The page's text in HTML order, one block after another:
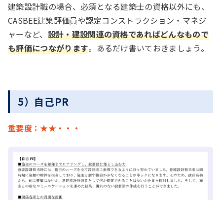
建築設計職の場合、必須となる建築士の資格以外にも、
CASBEE建築評価員や認定コンストラクション・マネジ
ャーなど、 設計・建設関連の資格であればどんなもので
も評価につながります。あるだけ書いておきましょう。
5）自己PR
重要度：★★・・・